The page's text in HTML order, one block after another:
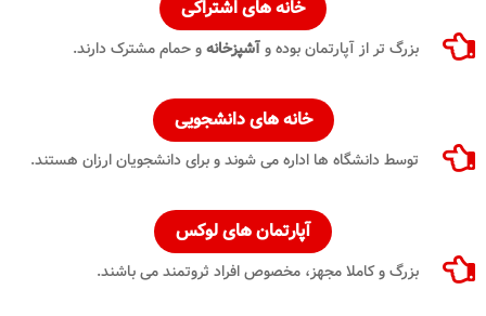
خانه هایاشتراکی
بزرگ تر از آپارتمان بوده وآشپزخانهو حمام مشترک دارند.
خانه هایدانشجویی
توسط دانشگاه ها اداره می شوند و برای دانشجویان ارزان هستند.
آپارتمان های لوکس
بزرگ و کاملا مجهز، مخصوص افراد ثروتمند می باشند.